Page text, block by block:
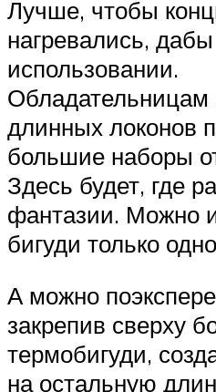
Лучше, чтобы
нагревались,
использовании.
Обладательницам
длинных локонов
большие наборы
Здесь будет, где
фантазии. Можно
бигуди только
А можно
закрепив сверху
термобигуди,
на остальную